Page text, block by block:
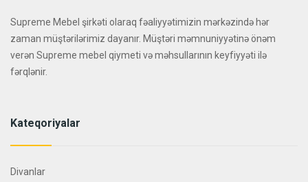
Supreme Mebel şirkəti olaraq fəaliyyətimizin mərkəzində hər
zaman müştərilərimiz dayanır. Müştəri məmnuniyyətinə önəm
verən Supreme mebel qiymeti və məhsullarının keyfiyyəti ilə
fərqlənir.
Kateqoriyalar
Divanlar